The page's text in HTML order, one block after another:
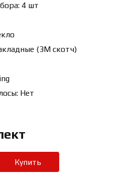
4 шт
(3М скотч)
Нет
Купить